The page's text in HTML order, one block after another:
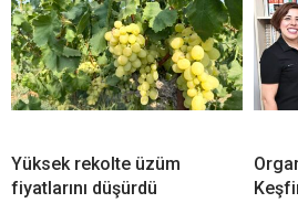
Yüksek rekolte üzüm
fiyatlarını düşürdü